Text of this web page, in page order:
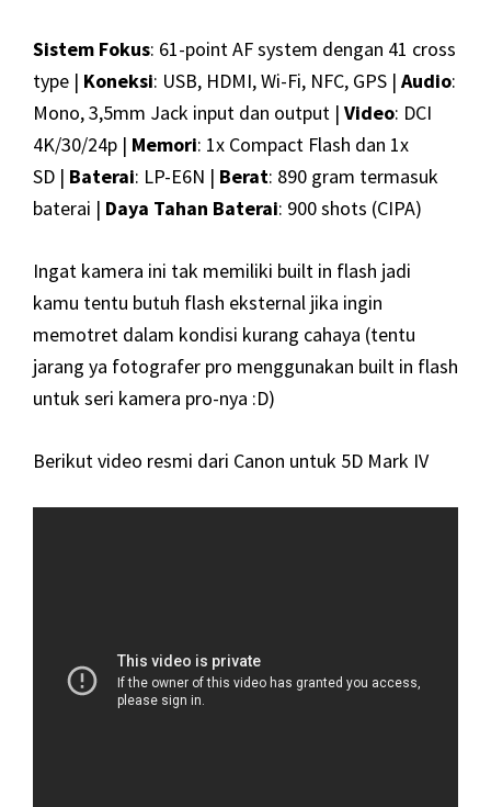
Sistem Fokus: 61-point AF system dengan 41 cross
type | Koneksi: USB, HDMI, Wi-Fi, NFC, GPS | Audio:
Mono, 3,5mm Jack input dan output | Video: DCI
4K/30/24p | Memori: 1x Compact Flash dan 1x
SD | Baterai: LP-E6N | Berat: 890 gram termasuk
baterai | Daya Tahan Baterai: 900 shots (CIPA)
Ingat kamera ini tak memiliki built in flash jadi
kamu tentu butuh flash eksternal jika ingin
memotret dalam kondisi kurang cahaya (tentu
jarang ya fotografer pro menggunakan built in flash
untuk seri kamera pro-nya :D)
Berikut video resmi dari Canon untuk 5D Mark IV